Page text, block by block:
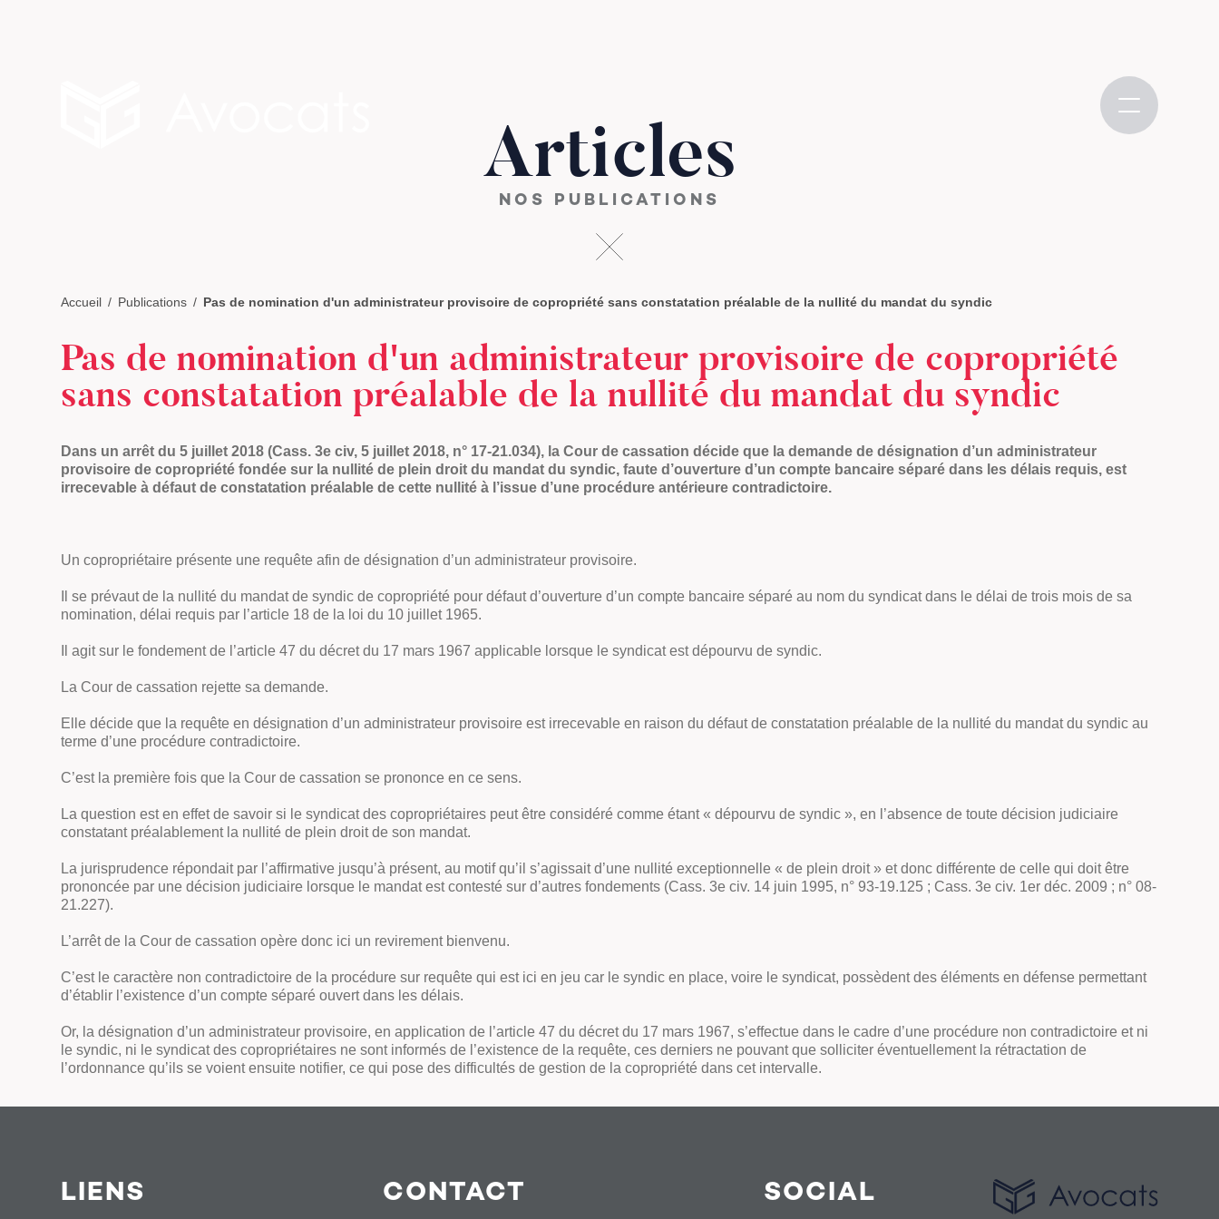
Articles
NOS PUBLICATIONS
Accueil Publications Pas de nomination d'un administrateur provisoire de copropriété sans constatation préalable de la nullité du mandat du syndic
Pas de nomination d'un administrateur provisoire de copropriété
sans constatation préalable de la nullité du mandat du syndic
Dans un arrêt du 5 juillet 2018 (Cass. 3e civ, 5 juillet 2018, n° 17-21.034), la Cour de cassation décide que la demande de désignation d’un administrateur
provisoire de copropriété fondée sur la nullité de plein droit du mandat du syndic, faute d’ouverture d’un compte bancaire séparé dans les délais requis, est
irrecevable à défaut de constatation préalable de cette nullité à l’issue d’une procédure antérieure contradictoire.
Un copropriétaire présente une requête afin de désignation d’un administrateur provisoire.
Il se prévaut de la nullité du mandat de syndic de copropriété pour défaut d’ouverture d’un compte bancaire séparé au nom du syndicat dans le délai de trois mois de sa
nomination, délai requis par l’article 18 de la loi du 10 juillet 1965.
Il agit sur le fondement de l’article 47 du décret du 17 mars 1967 applicable lorsque le syndicat est dépourvu de syndic.
La Cour de cassation rejette sa demande.
Elle décide que la requête en désignation d’un administrateur provisoire est irrecevable en raison du défaut de constatation préalable de la nullité du mandat du syndic au
terme d’une procédure contradictoire.
C’est la première fois que la Cour de cassation se prononce en ce sens.
La question est en effet de savoir si le syndicat des copropriétaires peut être considéré comme étant « dépourvu de syndic », en l’absence de toute décision judiciaire
constatant préalablement la nullité de plein droit de son mandat.
La jurisprudence répondait par l’affirmative jusqu’à présent, au motif qu’il s’agissait d’une nullité exceptionnelle « de plein droit » et donc différente de celle qui doit être
prononcée par une décision judiciaire lorsque le mandat est contesté sur d’autres fondements (Cass. 3e civ. 14 juin 1995, n° 93-19.125 ; Cass. 3e civ. 1er déc. 2009 ; n° 08-
21.227).
L’arrêt de la Cour de cassation opère donc ici un revirement bienvenu.
C’est le caractère non contradictoire de la procédure sur requête qui est ici en jeu car le syndic en place, voire le syndicat, possèdent des éléments en défense permettant
d’établir l’existence d’un compte séparé ouvert dans les délais.
Or, la désignation d’un administrateur provisoire, en application de l’article 47 du décret du 17 mars 1967, s’effectue dans le cadre d’une procédure non contradictoire et ni
le syndic, ni le syndicat des copropriétaires ne sont informés de l’existence de la requête, ces derniers ne pouvant que solliciter éventuellement la rétractation de
l’ordonnance qu’ils se voient ensuite notifier, ce qui pose des difficultés de gestion de la copropriété dans cet intervalle.
LIENS CONTACT SOCIAL